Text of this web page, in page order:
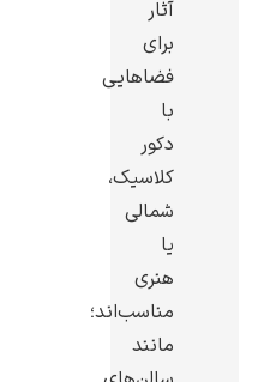
آثار
برای
فضاهایی
با
دکور
کلاسیک،
شمالی
یا
هنری
مناسب‌اند؛
مانند